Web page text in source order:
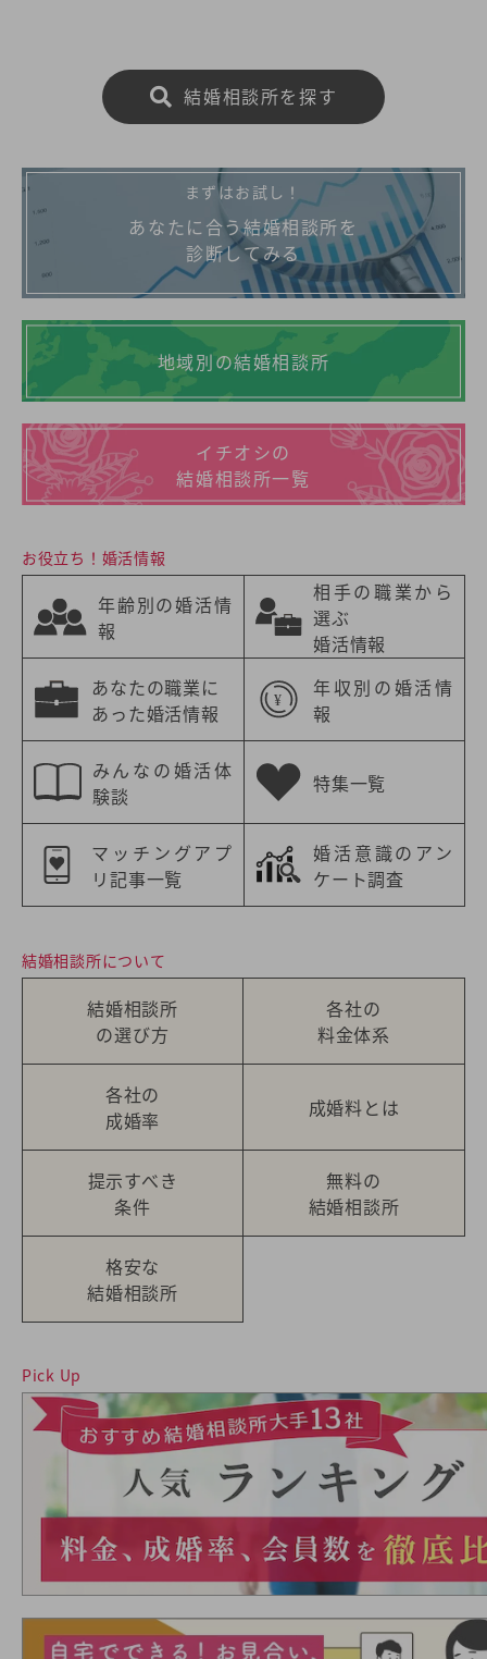
結婚相談所を探す
まずはお試し！
あなたに合う結婚相談所を
診断してみる
地域別の結婚相談所
イチオシの
結婚相談所一覧
お役立ち！婚活情報
年齢別の婚活情
報
相手の職業から
選ぶ
婚活情報
あなたの職業に
あった婚活情報
年収別の婚活情
報
みんなの婚活体
験談
特集一覧
マッチングアプ
リ記事一覧
婚活意識のアン
ケート調査
結婚相談所について
結婚相談所
の選び方
各社の
料金体系
各社の
成婚率
成婚料とは
提示すべき
条件
無料の
結婚相談所
格安な
結婚相談所
Pick Up